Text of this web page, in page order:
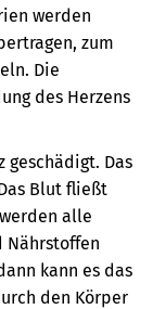
werden
zum
Die
des Herzens
geschädigt. Das
Blut fließt
alle
Nährstoffen
kann es das
den Körper